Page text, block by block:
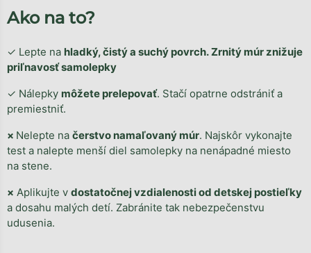
Ako na to?
✓ Lepte na hladký, čistý a suchý povrch. Zrnitý múr znižuje
priľnavosť samolepky
✓ Nálepky môžete prelepovať. Stačí opatrne odstrániť a
premiestniť.
× Nelepte na čerstvo namaľovaný múr. Najskôr vykonajte
test a nalepte menší diel samolepky na nenápadné miesto
na stene.
× Aplikujte v dostatočnej vzdialenosti od detskej postieľky
a dosahu malých detí. Zabránite tak nebezpečenstvu
udusenia.